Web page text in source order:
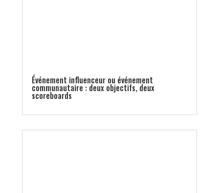
Événement influenceur ou événement
communautaire : deux objectifs, deux
scoreboards